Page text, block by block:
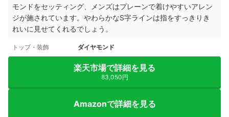
モンドをセッティング、メンズはプレーンで着けやすいアレン
ジが施されています。 やわらかなS字ラインは指をすっきりき
れいに見せてくれるでしょう。
トップ・装飾 ダイヤモンド
楽天市場で詳細を見る
83,050円
Amazonで詳細を見る